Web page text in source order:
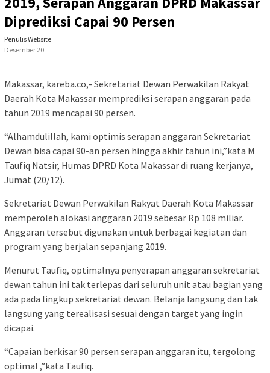
Diprediksi Capai 90 Persen
Penulis Website
Desember 20
Makassar, kareba.co,- Sekretariat Dewan Perwakilan Rakyat
Daerah Kota Makassar memprediksi serapan anggaran pada
tahun 2019 mencapai 90 persen.
“Alhamdulillah, kami optimis serapan anggaran Sekretariat
Dewan bisa capai 90-an persen hingga akhir tahun ini,”kata M
Taufiq Natsir, Humas DPRD Kota Makassar di ruang kerjanya,
Jumat (20/12).
Sekretariat Dewan Perwakilan Rakyat Daerah Kota Makassar
memperoleh alokasi anggaran 2019 sebesar Rp 108 miliar.
Anggaran tersebut digunakan untuk berbagai kegiatan dan
program yang berjalan sepanjang 2019.
Menurut Taufiq, optimalnya penyerapan anggaran sekretariat
dewan tahun ini tak terlepas dari seluruh unit atau bagian yang
ada pada lingkup sekretariat dewan. Belanja langsung dan tak
langsung yang terealisasi sesuai dengan target yang ingin
dicapai.
“Capaian berkisar 90 persen serapan anggaran itu, tergolong
optimal ,”kata Taufiq.